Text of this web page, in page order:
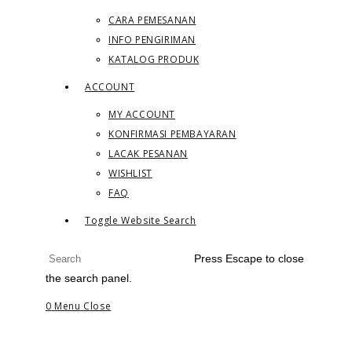
CARA PEMESANAN
INFO PENGIRIMAN
KATALOG PRODUK
ACCOUNT
MY ACCOUNT
KONFIRMASI PEMBAYARAN
LACAK PESANAN
WISHLIST
FAQ
Toggle Website Search
Press Escape to close
the search panel.
0 Menu Close